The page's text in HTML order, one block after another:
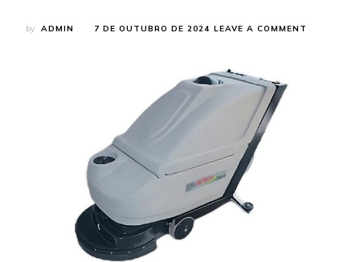
by ADMIN 7 DE OUTUBRO DE 2024 LEAVE A COMMENT